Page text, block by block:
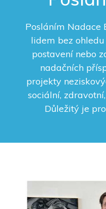
Posláním Nadace
lidem bez
postavení nebo
nadačních
projekty
sociální,
Důležitý je